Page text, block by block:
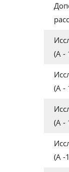
(А -
(А -
(А -
(А -